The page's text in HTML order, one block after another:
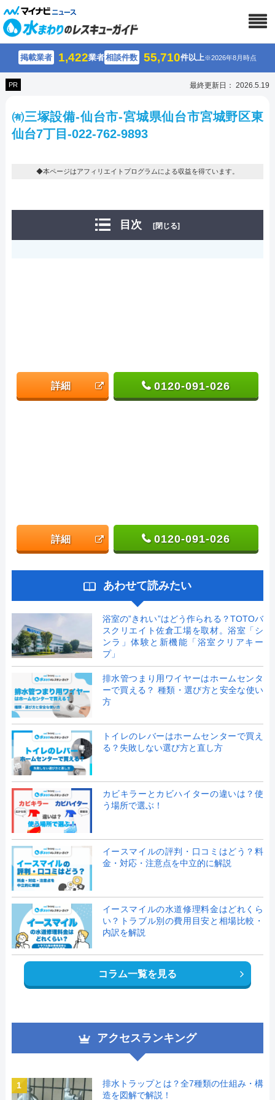
掲載業者 1,422業者相談件数 55,710件以上※2026年8月時点
PR 最終更新日： 2026.5.19
㈲三塚設備-仙台市-宮城県仙台市宮城野区東
仙台7丁目-022-762-9893
◆本ページはアフィリエイトプログラムによる収益を得ています。
目次 [閉じる]
詳細 0120-091-026
詳細 0120-091-026
あわせて読みたい
浴室の”きれい”はどう作られる？TOTOバ
スクリエイト佐倉工場を取材。浴室「シ
ンラ」体験と新機能「浴室クリアキー
プ」
排水管つまり用ワイヤーはホームセンタ
ーで買える？ 種類・選び方と安全な使い
方
トイレのレバーはホームセンターで買え
る？失敗しない選び方と直し方
カビキラーとカビハイターの違いは？使
う場所で選ぶ！
イースマイルの評判・口コミはどう？料
金・対応・注意点を中立的に解説
イースマイルの水道修理料金はどれくら
い？トラブル別の費用目安と相場比較・
内訳を解説
コラム一覧を見る
アクセスランキング
1
排水トラップとは？全7種類の仕組み・構
造を図解で解説！